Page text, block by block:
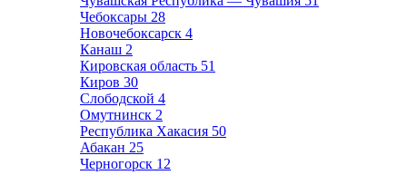
Чебоксары 28
Новочебоксарск 4
Канаш 2
Кировская область 51
Киров 30
Слободской 4
Омутнинск 2
Республика Хакасия 50
Абакан 25
Черногорск 12